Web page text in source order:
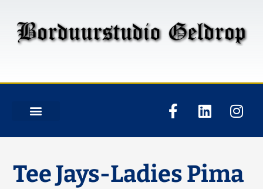
Tee Jays-Ladies Pima